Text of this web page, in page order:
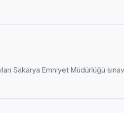
Sakarya Emniyet Müdürlüğü